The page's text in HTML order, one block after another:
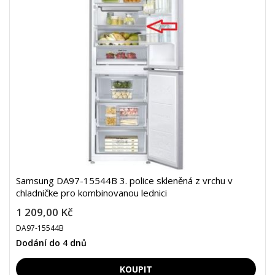
Samsung DA97-15544B 3. police skleněná z vrchu v
chladničke pro kombinovanou lednici
1 209,00 Kč
DA97-15544B
Dodání do 4 dnů